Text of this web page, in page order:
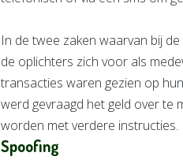
In de twee zaken waarvan bij
de oplichters zich voor als
transacties waren gezien op
werd gevraagd het geld over te
worden met verdere
Spoofing